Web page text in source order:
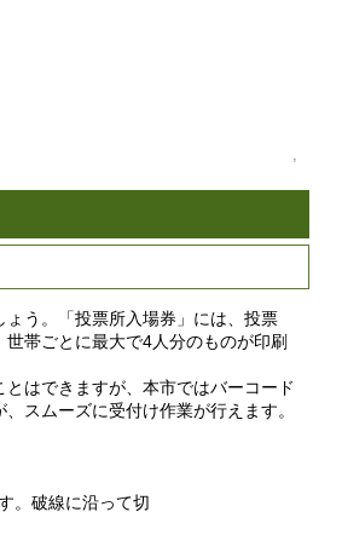
,
う。「投票所入場券」には、投票
帯ごとに最大で4人分のものが印刷
はできますが、本市ではバーコード
スムーズに受付け作業が行えます。
。破線に沿って切